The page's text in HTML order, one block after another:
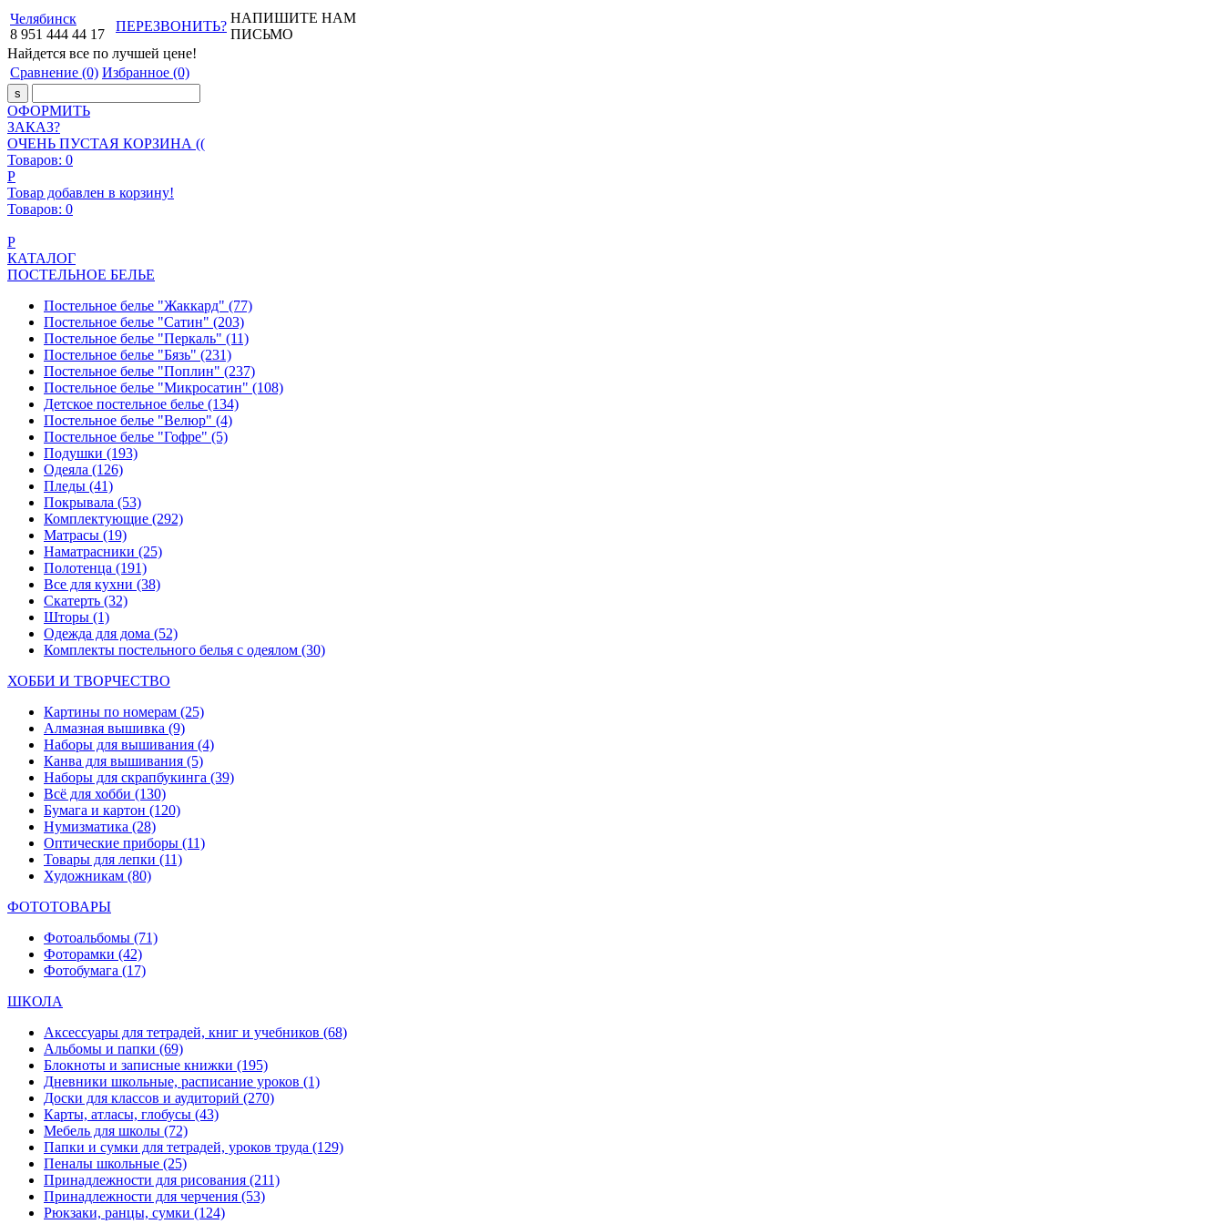
Челябинск
8 951 444 44 17
ПЕРЕЗВОНИТЬ?
НАПИШИТЕ НАМ
ПИСЬМО
Найдется все по лучшей цене!
Сравнение (0) Избранное (0)
ОФОРМИТЬ
ЗАКАЗ?
ОЧЕНЬ ПУСТАЯ КОРЗИНА ((
Товаров: 0
Р
Товар добавлен в корзину!
Товаров: 0
Р
КАТАЛОГ
ПОСТЕЛЬНОЕ БЕЛЬЕ
Постельное белье "Жаккард" (77)
Постельное белье "Сатин" (203)
Постельное белье "Перкаль" (11)
Постельное белье "Бязь" (231)
Постельное белье "Поплин" (237)
Постельное белье "Микросатин" (108)
Детское постельное белье (134)
Постельное белье "Велюр" (4)
Постельное белье "Гофре" (5)
Подушки (193)
Одеяла (126)
Пледы (41)
Покрывала (53)
Комплектующие (292)
Матрасы (19)
Наматрасники (25)
Полотенца (191)
Все для кухни (38)
Скатерть (32)
Шторы (1)
Одежда для дома (52)
Комплекты постельного белья с одеялом (30)
ХОББИ И ТВОРЧЕСТВО
Картины по номерам (25)
Алмазная вышивка (9)
Наборы для вышивания (4)
Канва для вышивания (5)
Наборы для скрапбукинга (39)
Всё для хобби (130)
Бумага и картон (120)
Нумизматика (28)
Оптические приборы (11)
Товары для лепки (11)
Художникам (80)
ФОТОТОВАРЫ
Фотоальбомы (71)
Фоторамки (42)
Фотобумага (17)
ШКОЛА
Аксессуары для тетрадей, книг и учебников (68)
Альбомы и папки (69)
Блокноты и записные книжки (195)
Дневники школьные, расписание уроков (1)
Доски для классов и аудиторий (270)
Карты, атласы, глобусы (43)
Мебель для школы (72)
Папки и сумки для тетрадей, уроков труда (129)
Пеналы школьные (25)
Принадлежности для рисования (211)
Принадлежности для черчения (53)
Рюкзаки, ранцы, сумки (124)